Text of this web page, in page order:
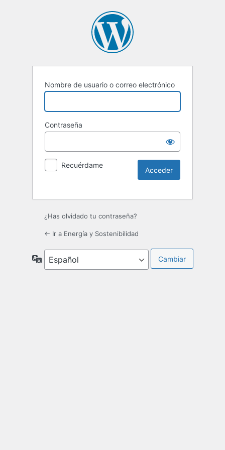
Nombre de usuario o correo electrónico
Contraseña
Recuérdame
¿Has olvidado tu contraseña?
← Ir a Energía y Sostenibilidad
Idioma